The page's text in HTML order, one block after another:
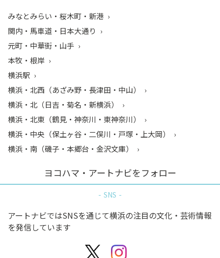
みなとみらい・桜木町・新港
関内・馬車道・日本大通り
元町・中華街・山手
本牧・根岸
横浜駅
横浜・北西（あざみ野・長津田・中山）
横浜・北（日吉・菊名・新横浜）
横浜・北東（鶴見・神奈川・東神奈川）
横浜・中央（保土ヶ谷・二俣川・戸塚・上大岡）
横浜・南（磯子・本郷台・金沢文庫）
ヨコハマ・アートナビをフォロー
SNS
アートナビではSNSを通じて横浜の注目の文化・芸術情報
を発信しています